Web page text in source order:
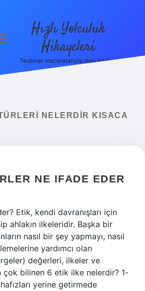
Hızlı Yolculuk
Hikayeleri
Teslimat maceralarıyla dolu bilgiler!
NELERDIR KISACA
NE IFADE EDER
Etik, kendi davranışları için
ahlakın ilkeleridir. Başka bir
nasıl bir şey yapmayı, nasıl
yardımcı olan
değerleri, ilkeler ve
çok bilinen 6 etik ilke nelerdir? 1-
yerine getirmede